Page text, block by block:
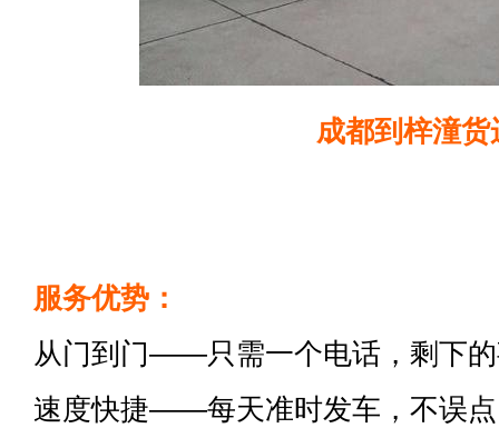
成都到梓潼货
服务优势：
从门到门——只需一个电话，剩下
速度快捷——每天准时发车，不误